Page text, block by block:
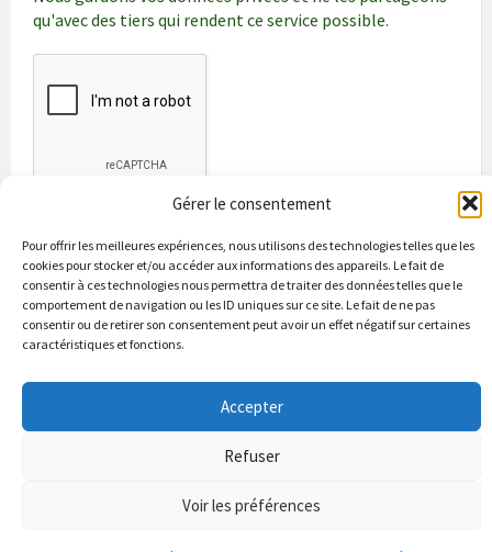
Gérer le consentement
Pour offrir les meilleures expériences, nous utilisons des technologies telles que les
cookies pour stocker et/ou accéder aux informations des appareils. Le fait de
consentir à ces technologies nous permettra de traiter des données telles que le
comportement de navigation ou les ID uniques sur ce site. Le fait de ne pas
consentir ou de retirer son consentement peut avoir un effet négatif sur certaines
caractéristiques et fonctions.
Accepter
Refuser
Voir les préférences
qu'avec des tiers qui rendent ce service possible.
Les bonnes adresses
Contacts & renseignements
© 2026 Site officiel de la commune de Puycapel dans le Cantal
Conformité à la loi RGPD
Puycapel.fr utilise des cookies pour améliorer les performance et
votre usage du site web. nous présumons de votre accord pour